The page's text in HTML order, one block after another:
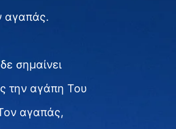
αγαπάς.
σημαίνει
την αγάπη Του
αγαπάς,